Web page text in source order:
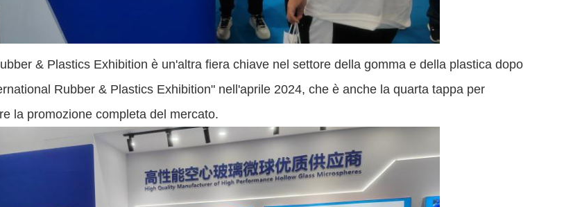
& Plastics Exhibition è un'altra fiera chiave nel settore della gomma e della plastica dopo
Rubber & Plastics Exhibition" nell'aprile 2024, che è anche la quarta tappa per
la promozione completa del mercato.